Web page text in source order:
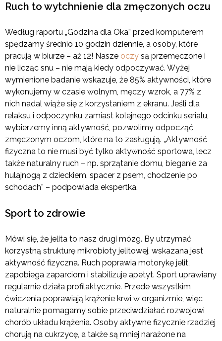
Ruch to wytchnienie dla zmęczonych oczu
Według raportu „Godzina dla Oka” przed komputerem
spędzamy średnio 10 godzin dziennie, a osoby, które
pracują w biurze – aż 12! Nasze oczy są przemęczone i
nie licząc snu – nie mają kiedy odpoczywać. Wyżej
wymienione badanie wskazuje, że 85% aktywności, które
wykonujemy w czasie wolnym, męczy wzrok, a 77% z
nich nadal wiąże się z korzystaniem z ekranu. Jeśli dla
relaksu i odpoczynku zamiast kolejnego odcinku serialu,
wybierzemy inną aktywność, pozwolimy odpocząć
zmęczonym oczom, które na to zasługują. „Aktywność
fizyczna to nie musi być tylko aktywność sportowa, lecz
także naturalny ruch – np. sprzątanie domu, bieganie za
hulajnogą z dzieckiem, spacer z psem, chodzenie po
schodach” – podpowiada ekspertka.
Sport to zdrowie
Mówi się, że jelita to nasz drugi mózg. By utrzymać
korzystną strukturę mikrobioty jelitowej, wskazana jest
aktywność fizyczna. Ruch poprawia motorykę jelit,
zapobiega zaparciom i stabilizuje apetyt. Sport uprawiany
regularnie działa profilaktycznie. Przede wszystkim
ćwiczenia poprawiają krążenie krwi w organizmie, więc
naturalnie pomagamy sobie przeciwdziałać rozwojowi
chorób układu krążenia. Osoby aktywne fizycznie rzadziej
chorują na cukrzycę, a także są mniej narażone na